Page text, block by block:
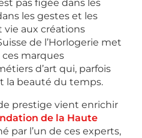
pas figée dans les
les gestes et les
vie aux créations
de l’Horlogerie met
ces marques
d’art qui, parfois
la beauté du temps.
prestige vient enrichir
de la Haute
par l’un de ces experts,